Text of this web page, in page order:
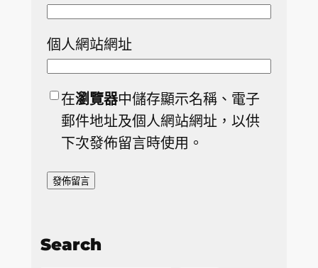
個人網站網址
在瀏覽器中儲存顯示名稱、電子
郵件地址及個人網站網址，以供
下次發佈留言時使用。
Search